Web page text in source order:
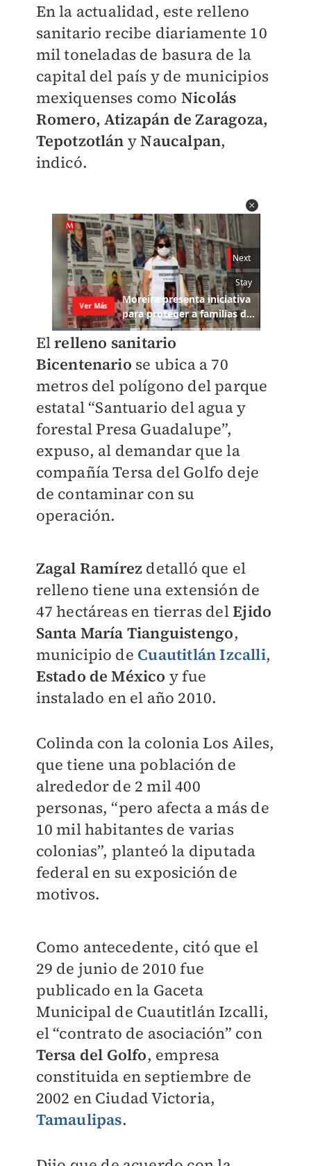
En la actualidad, este relleno
sanitario recibe diariamente 10
mil toneladas de basura de la
capital del país y de municipios
mexiquenses como Nicolás
Romero, Atizapán de Zaragoza,
Tepotzotlán yNaucalpan,
indicó.
Elrelleno sanitario
Bicentenario se ubica a 70
metros del polígono del parque
estatal “Santuario del agua y
forestal Presa Guadalupe”,
expuso, al demandar que la
compañía Tersa del Golfo deje
de contaminar con su
operación.
Zagal Ramírez detalló que el
relleno tiene una extensión de
47 hectáreas en tierras delEjido
Santa María Tianguistengo,
municipio de Cuautitlán Izcalli,
Estado de México y fue
instalado en el año 2010.
Colinda con la colonia Los Ailes,
que tiene una población de
alrededor de 2 mil 400
personas, “pero afecta a más de
10 mil habitantes de varias
colonias”, planteó la diputada
federal en su exposición de
motivos.
Como antecedente, citó que el
29 de junio de 2010 fue
publicado en la Gaceta
Municipal de Cuautitlán Izcalli,
el “contrato de asociación” con
Tersa del Golfo, empresa
constituida en septiembre de
2002 en Ciudad Victoria,
Tamaulipas.